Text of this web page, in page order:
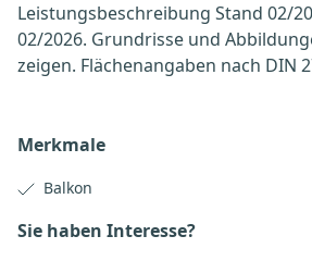
Leistungsbeschreibung Stand 02/
02/2026. Grundrisse und
zeigen. Flächenangaben nach DIN
Merkmale
Balkon
Sie haben Interesse?